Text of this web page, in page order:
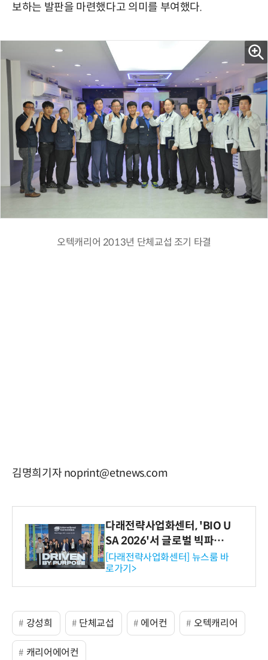
보하는 발판을 마련했다고 의미를 부여했다.
오텍캐리어 2013년 단체교섭 조기 타결
김명희기자 noprint@etnews.com
다래전략사업화센터, 'BIO U
SA 2026'서 글로벌 빅파마
와의 비즈니스 미팅 지원…K
-바이오 해외 진출 교두보 확
보
[다래전략사업화센터] 뉴스룸 바
로가기>
강성희 단체교섭 에어컨 오텍캐리어
캐리어에어컨